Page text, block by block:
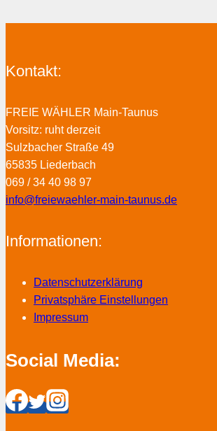
Kontakt:
FREIE WÄHLER Main-Taunus
Vorsitz: ruht derzeit
Sulzbacher Straße 49
65835 Liederbach
069 / 34 40 98 97
info@freiewaehler-main-taunus.de
Informationen:
Datenschutzerklärung
Privatsphäre Einstellungen
Impressum
Social Media: